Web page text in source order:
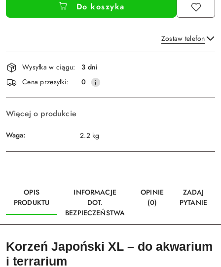
Do koszyka
Zostaw telefon
Wyślij
Dostępność
i
dostawa
Wysyłka w ciągu:
3 dni
Cena przesyłki:
0
Więcej o produkcie
Waga: 2.2 kg
OPIS
PRODUKTU
INFORMACJE
DOT.
BEZPIECZEŃSTWA
OPINIE
(0)
ZADAJ
PYTANIE
Korzeń Japoński XL – do akwarium
i terrarium